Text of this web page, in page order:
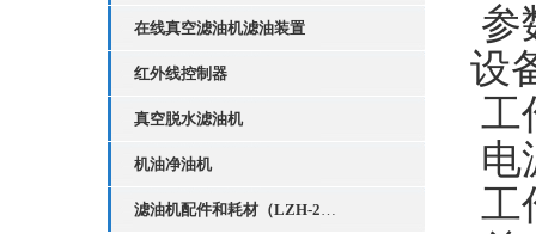
在线真空滤油机滤油装置
红外线控制器
真空脱水滤油机
机油净油机
滤油机配件和耗材（LZH-2红外线液位控制器）
参
设
工
电
工